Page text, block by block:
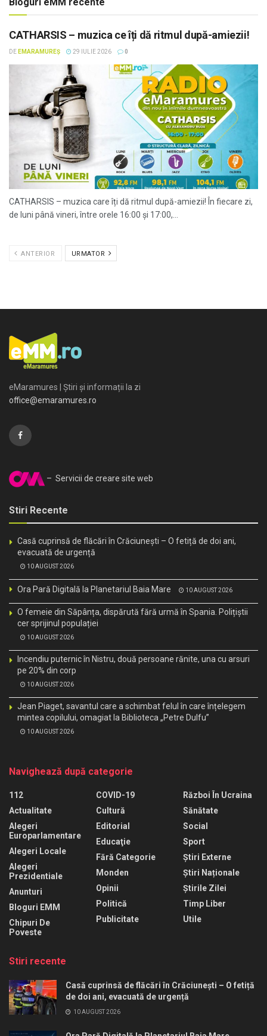
Bloguri eMM recente
CATHARSIS – muzica ce îți dă ritmul după-amiezii!
DE EMARAMUREȘ 29 IULIE 2026 0
CATHARSIS – muzica care îți dă ritmul după-amiezii! În fiecare zi,
de luni până vineri, între orele 16:00 și 17:00,...
ANTERIOR URMATOR
eMaramures | Știri și informații la zi
office@emaramures.ro
– Servicii de creare site web
Stiri Recente
Casă cuprinsă de flăcări în Crăciunești – O fetiță de doi ani,
evacuată de urgență
10 AUGUST 2026
Ora Pară Digitală la Planetariul Baia Mare 10 AUGUST 2026
O femeie din Săpânța, dispărută fără urmă în Spania. Polițiștii
cer sprijinul populației
10 AUGUST 2026
Incendiu puternic în Nistru, două persoane rănite, una cu arsuri
pe 20% din corp
10 AUGUST 2026
Jean Piaget, savantul care a schimbat felul în care înțelegem
mintea copilului, omagiat la Biblioteca „Petre Dulfu”
10 AUGUST 2026
Navighează după categorie
112
Actualitate
Alegeri
Europarlamentare
Alegeri Locale
Alegeri
Prezidentiale
Anunturi
Bloguri EMM
Chipuri De
Poveste
COVID-19
Cultură
Editorial
Educaţie
Fără Categorie
Monden
Opinii
Politică
Publicitate
Război În Ucraina
Sănătate
Social
Sport
Știri Externe
Știri Naționale
Știrile Zilei
Timp Liber
Utile
Stiri recente
Casă cuprinsă de flăcări în Crăciunești – O fetiță
de doi ani, evacuată de urgență
10 AUGUST 2026